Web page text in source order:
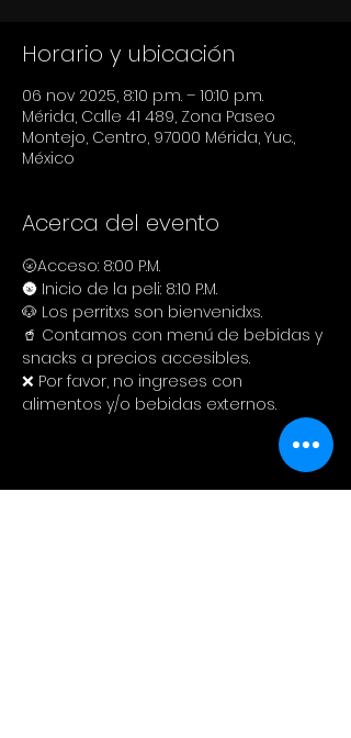
Horario y ubicación
06 nov 2025, 8:10 p.m. – 10:10 p.m.
Mérida, Calle 41 489, Zona Paseo
Montejo, Centro, 97000 Mérida, Yuc.,
México
Acerca del evento
🌝Acceso: 8:00 P.M.
🌚 Inicio de la peli: 8:10 P.M.
🐶 Los perritxs son bienvenidxs.
🥤 Contamos con menú de bebidas y
snacks a precios accesibles.
❌ Por favor, no ingreses con
alimentos y/o bebidas externos.